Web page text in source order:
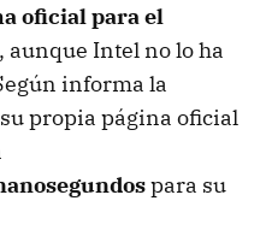
oficial para el
, aunque Intel no lo ha
informa la
propia página oficial
para su